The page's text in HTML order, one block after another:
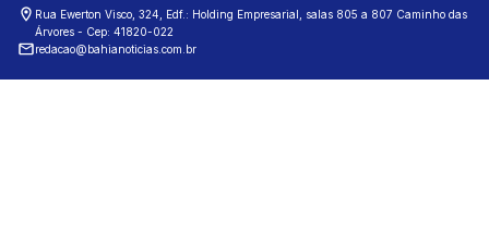
Rua Ewerton Visco, 324, Edf.: Holding Empresarial, salas 805 a 807 Caminho das
Árvores - Cep: 41820-022
redacao@bahianoticias.com.br